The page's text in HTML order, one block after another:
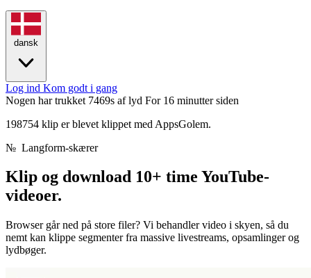
dansk
Log ind Kom godt i gang
Nogen har trukket 7469s af lyd For 16 minutter siden
198754 klip er blevet klippet med AppsGolem.
№ Langform-skærer
Klip og download 10+ time YouTube-
videoer.
Browser går ned på store filer? Vi behandler video i skyen, så du
nemt kan klippe segmenter fra massive livestreams, opsamlinger og
lydbøger.